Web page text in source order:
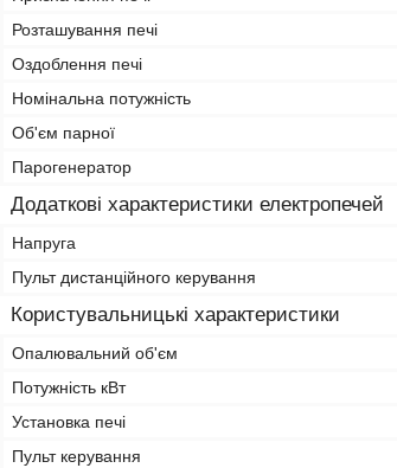
Розташування печі
Оздоблення печі
Номінальна потужність
Об'єм парної
Парогенератор
Додаткові характеристики електропечей
Напруга
Пульт дистанційного керування
Користувальницькі характеристики
Опалювальний об'єм
Потужність кВт
Установка печі
Пульт керування